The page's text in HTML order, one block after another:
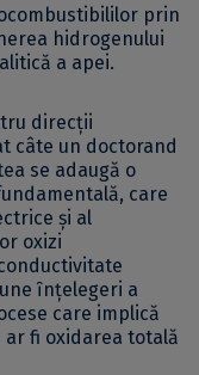
prin
hidrogenului
a apei.
direcţii
câte un doctorand
se adaugă o
care
şi al
oxizi
ȋnţelegeri a
care implică
ar fi oxidarea totală